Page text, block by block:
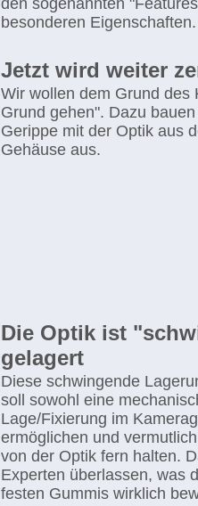
den sogenannten
besonderen Eigenschaften.
Jetzt wird weiter
Wir wollen dem Grund des
Grund gehen". Dazu
Gerippe mit der Optik aus
Gehäuse aus.
Die Optik ist
gelagert
Diese schwingende
soll sowohl eine
Lage/Fixierung im
ermöglichen und
von der Optik fern halten.
Experten überlassen, was
festen Gummis wirklich